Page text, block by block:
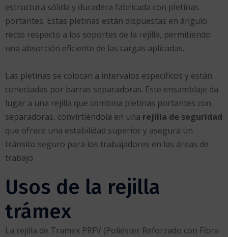
estructura sólida y duradera fabricada con pletinas
portantes. Estas pletinas están dispuestas en ángulo
recto respecto a los soportes de la rejilla, permitiendo
una absorción eficiente de las cargas aplicadas.
Las pletinas se colocan a intervalos específicos y están
conectadas por barras separadoras. Este ensamblaje da
lugar a una rejilla que combina pletinas portantes con
separadoras, convirtiéndola en una rejilla de seguridad
que ofrece una estabilidad superior y asegura un
tránsito seguro para los trabajadores en las áreas de
trabajo.
Usos de la rejilla
trámex
La rejilla de Tramex PRFV (Poliéster Reforzado con Fibra